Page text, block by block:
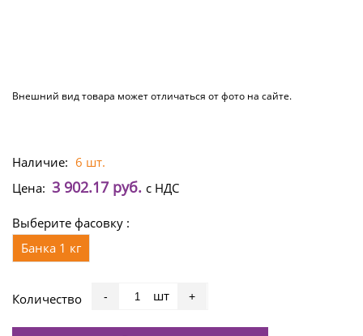
Внешний вид товара может отличаться от фото на сайте.
Наличие: 6 шт.
Цена: 3 902.17 руб. с НДС
Выберите фасовку :
Банка 1 кг
Количество - шт +